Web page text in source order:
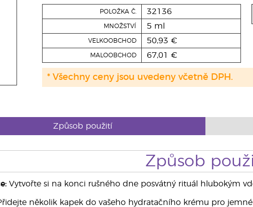
POLOŽKA Č. 32136
MNOŽSTVÍ 5 ml
VELKOOBCHOD 50,93 €
MALOOBCHOD 67,01 €
* Všechny ceny jsou uvedeny včetně DPH.
Způsob použití
Způsob
Vytvořte si na konci rušného dne posvátný rituál hlubokým
několik kapek do vašeho hydratačního krému pro jemné